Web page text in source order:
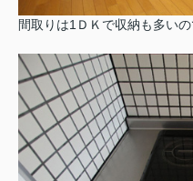
間取りは1ＤＫで収納も多い